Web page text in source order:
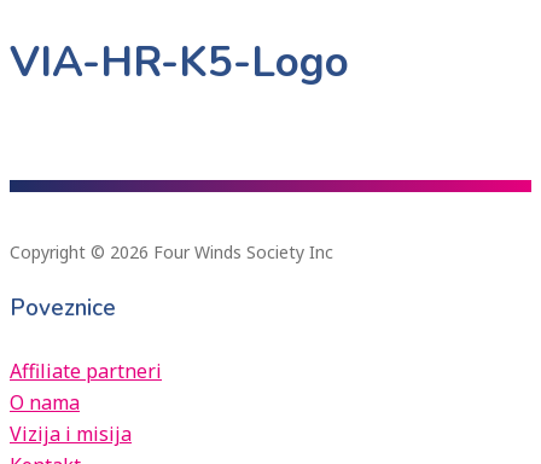
VIA-HR-K5-Logo
Copyright © 2026 Four Winds Society Inc
Poveznice
Affiliate partneri
O nama
Vizija i misija